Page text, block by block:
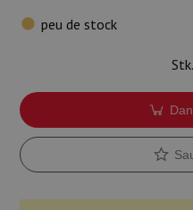
peu de stock
Stk.